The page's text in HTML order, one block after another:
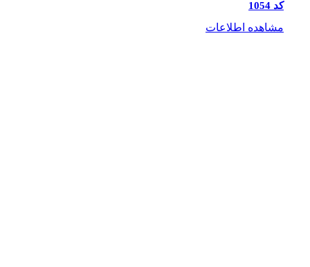
کد 1054
مشاهده اطلاعات